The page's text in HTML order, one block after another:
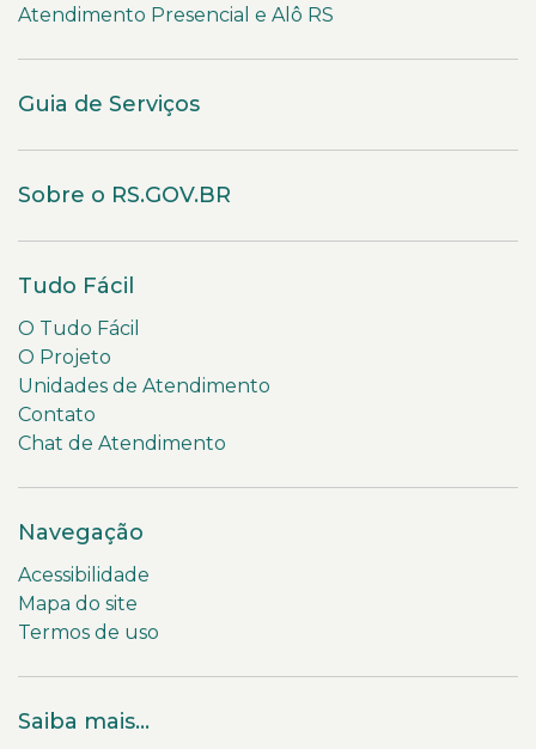
Atendimento Presencial e Alô RS
Guia de Serviços
Sobre o RS.GOV.BR
Tudo Fácil
O Tudo Fácil
O Projeto
Unidades de Atendimento
Contato
Chat de Atendimento
Navegação
Acessibilidade
Mapa do site
Termos de uso
Saiba mais...